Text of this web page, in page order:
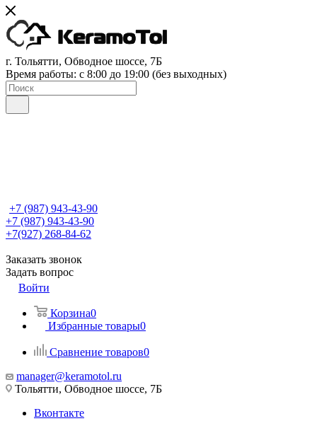
г. Тольятти, Обводное шоссе, 7Б
Время работы: c 8:00 до 19:00 (без выходных)
+7 (987) 943-43-90
+7 (987) 943-43-90
+7(927) 268-84-62
Заказать звонок
Задать вопрос
Войти
Корзина0
Избранные товары0
Сравнение товаров0
manager@keramotol.ru
Тольятти, Обводное шоссе, 7Б
Вконтакте